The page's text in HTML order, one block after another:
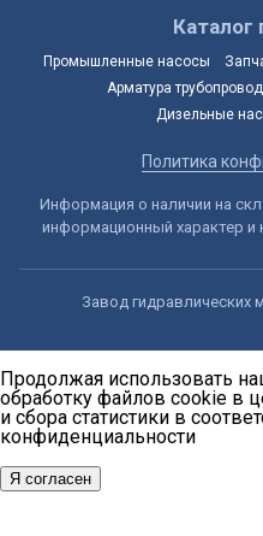
Каталог
Промышленные насосы
Арматура
Дизельные
Политика
Информация о наличии на
информационный характер и
Завод гидравлических
Продолжая использовать
обработку файлов cookie в
и сбора статистики в
конфиденциальности
Я согласен